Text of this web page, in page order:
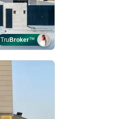
TruBroker™